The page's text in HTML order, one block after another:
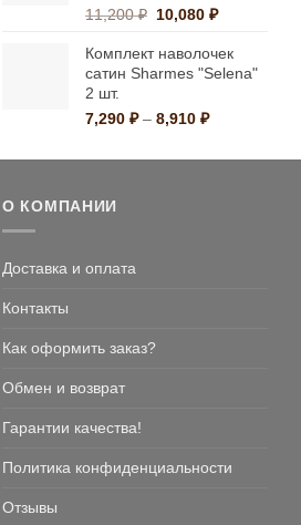
11,200₽ Первоначальная
составляла
11,200 ₽.
10,080₽Текущая
10,080 ₽.
Комплект наволочек
сатин Sharmes "Selena"
2 шт.
7,290 ₽ – 8,910 ₽Диапазон
7,290 ₽
О КОМПАНИИ
Доставка и оплата
Контакты
Как оформить заказ?
Обмен и возврат
Гарантии качества!
Политика конфиденциальности
Отзывы